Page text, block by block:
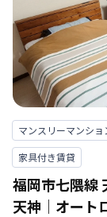
マンスリーマンショ
家具付き賃貸
福岡市七隈線
天神｜オート